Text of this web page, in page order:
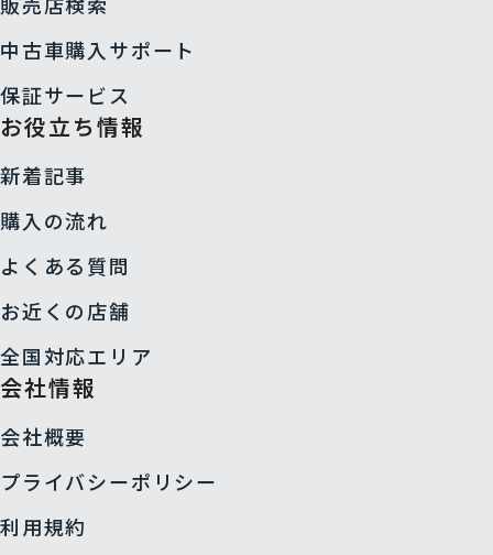
中古車購入サポート
保証サービス
お役立ち情報
新着記事
購入の流れ
よくある質問
お近くの店舗
全国対応エリア
会社情報
会社概要
プライバシーポリシー
利用規約